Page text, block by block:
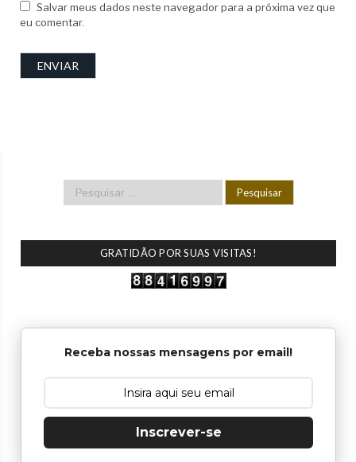
Salvar meus dados neste navegador para a próxima vez que
eu comentar.
GRATIDÃO POR SUAS VISITAS!
Receba nossas mensagens por email!
Inscrever-se